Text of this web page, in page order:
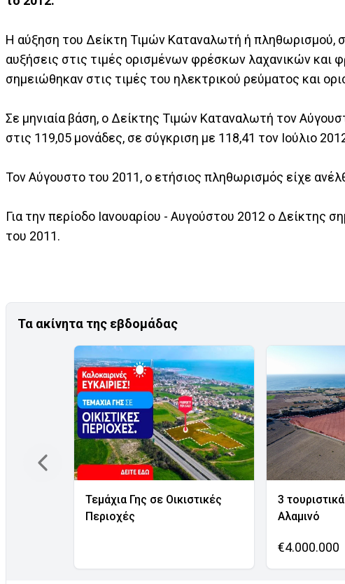
Η αύξηση του Δείκτη Τιμών Καταναλωτή ή πληθωρισμού,
αυξήσεις στις τιμές ορισμένων φρέσκων λαχανικών
σημειώθηκαν στις τιμές του ηλεκτρικού ρεύματος και
Σε μηνιαία βάση, ο Δείκτης Τιμών Καταναλωτή τον
στις 119,05 μονάδες, σε σύγκριση με 118,41 τον Ιούλιο
Τον Αύγουστο του 2011, ο ετήσιος πληθωρισμός είχε
Για την περίοδο Ιανουαρίου - Αυγούστου 2012 ο Δείκτης
του 2011.
Τα ακίνητα της εβδομάδας
Τεμάχια Γης σε Οικιστικές
Περιοχές
3
Αλαμινό
€4.000.000